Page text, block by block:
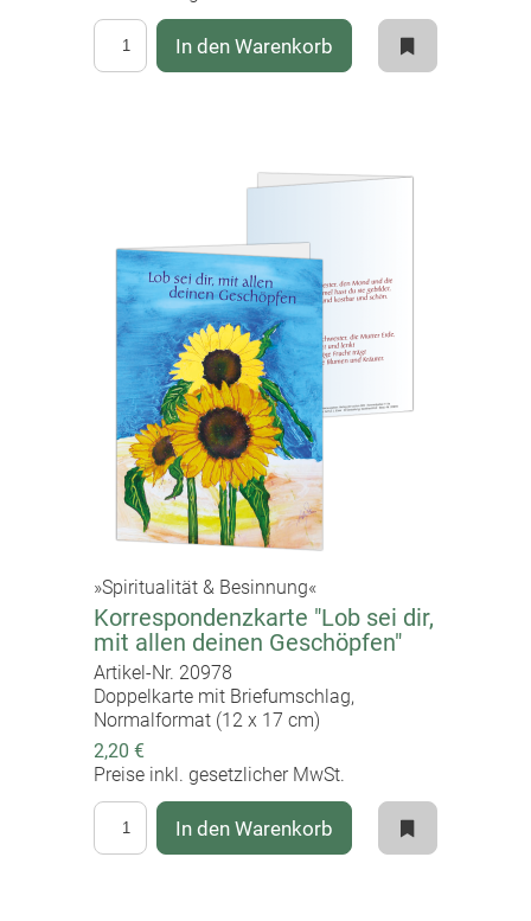
In den Warenkorb
»Spiritualität & Besinnung«
Korrespondenzkarte "Lob sei dir,
mit allen deinen Geschöpfen"
Artikel-Nr. 20978
Doppelkarte mit Briefumschlag,
Normalformat (12 x 17 cm)
2,20 €
Preise inkl. gesetzlicher MwSt.
In den Warenkorb